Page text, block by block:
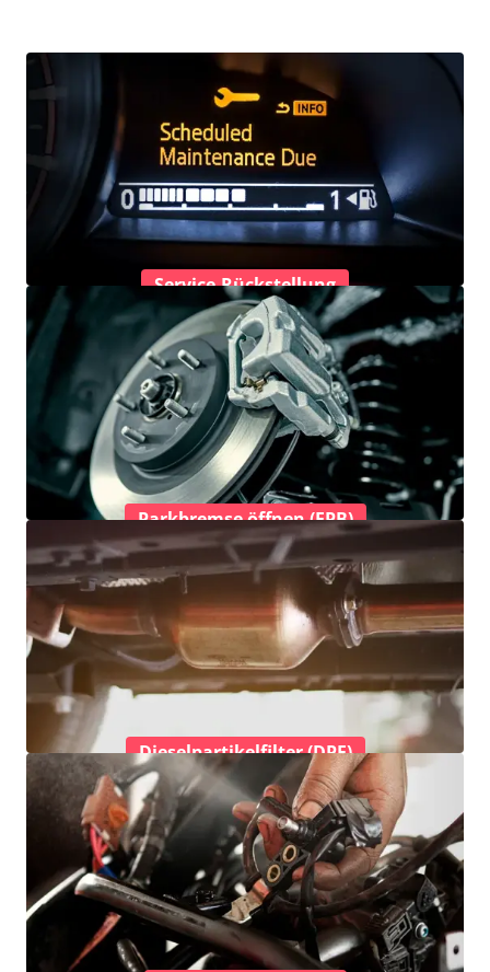
Service-Rückstellung
Parkbremse öffnen (EPB)
Dieselpartikelfilter (DPF)